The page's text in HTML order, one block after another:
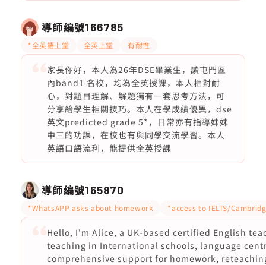
導師編號166785
*全英語上堂 全英上堂 有耐性
家長你好，本人為26年DSE畢業生，讀屯門區
內band1 名校，均為全英授課，本人相對耐
心，對題目理解、解題獨有一套思考方法，可
分享給學生相關技巧。本人在學成績優異，dse
英文predicted grade 5*，日常亦有指導妹妹
中三的功課，在校也有與同學交流學習。本人
英語口語流利，能提供全英授課
導師編號165870
*WhatsAPP asks about homework *access to IELTS/
Hello, I'm Alice, a UK-based certified English
teaching in International schools, language
comprehensive support for homework,